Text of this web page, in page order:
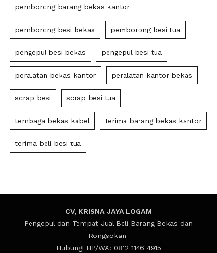
pemborong barang bekas kantor
pemborong besi bekas pemborong besi tua
pengepul besi bekas pengepul besi tua
peralatan bekas kantor peralatan kantor bekas
scrap besi scrap besi tua
tembaga bekas kabel terima barang bekas kantor
terima beli besi tua
CV, KRISNA JAYA LOGAM
Pengepul dan Tempat Jual Beli Barang Bekas dan
Rongsokan
Hubungi HP/WA: 0812 1146 4915